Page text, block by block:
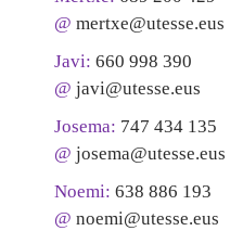
@ mertxe@utesse.eus
Javi: 660 998 390
@ javi@utesse.eus
Josema: 747 434 135
@ josema@utesse.eus
Noemi: 638 886 193
@ noemi@utesse.eus